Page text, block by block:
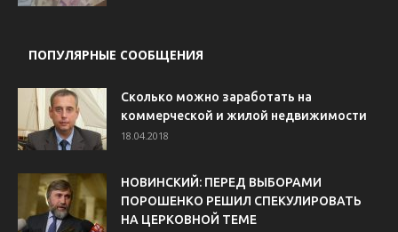
ПОПУЛЯРНЫЕ СООБЩЕНИЯ
Сколько можно заработать на
коммерческой и жилой недвижимости
18.04.2018
НОВИНСКИЙ: ПЕРЕД ВЫБОРАМИ
ПОРОШЕНКО РЕШИЛ СПЕКУЛИРОВАТЬ
НА ЦЕРКОВНОЙ ТЕМЕ